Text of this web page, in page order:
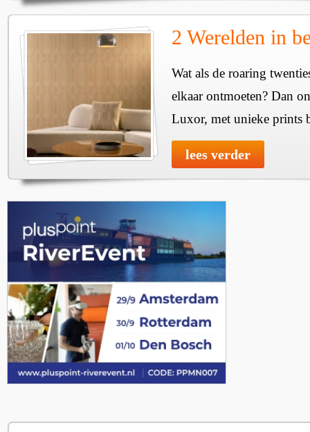
2 Werelden in
Wat als de roaring
elkaar ontmoeten? Dan
Luxor, met unieke prints
lees verder